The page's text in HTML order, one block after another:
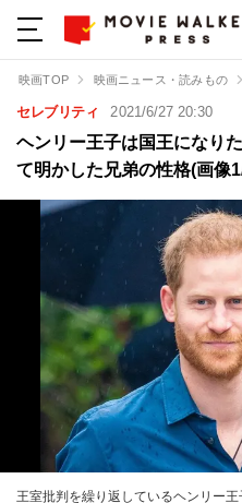
映画TOP 映画ニュース・読みもの
セレブリティ 2021/6/27 20:30
ヘンリー王子は国王になり
て明かした兄弟の性格(画像
王室批判を繰り返しているヘンリー